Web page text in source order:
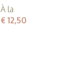
À la
€ 12,50